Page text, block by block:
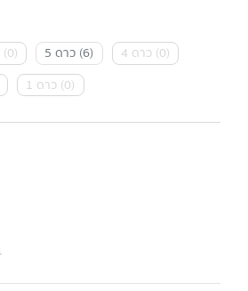
(0) 5 ดาว (6) 4 ดาว (0)
1 ดาว (0)